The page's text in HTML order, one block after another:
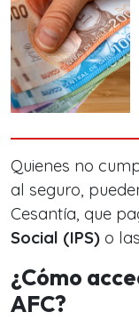
Quienes no
al seguro,
Cesantía, que
Social (IPS) o
¿Cómo
AFC?